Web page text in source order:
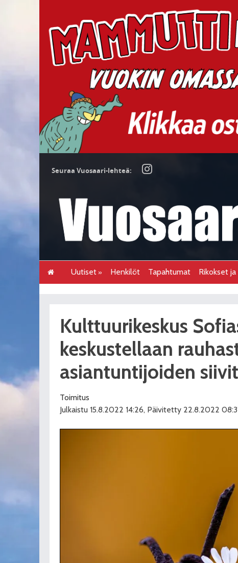
Seuraa Vuosaari-lehteä:
Uutiset Henkilöt Tapahtumat Rikokset
Kulttuurikeskus
keskustellaan
asiantuntijoiden
Toimitus
Julkaistu 15.8.2022 14:26, Päivitetty 22.8.2022